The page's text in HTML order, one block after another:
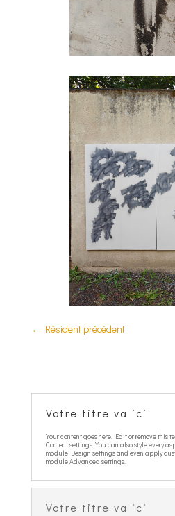
← Résident précédent
Votre titre va ici
Your content goes here. Edit or remove this
Content settings. You can also style every
module Design settings and even apply
module Advanced settings.
Votre titre va ici